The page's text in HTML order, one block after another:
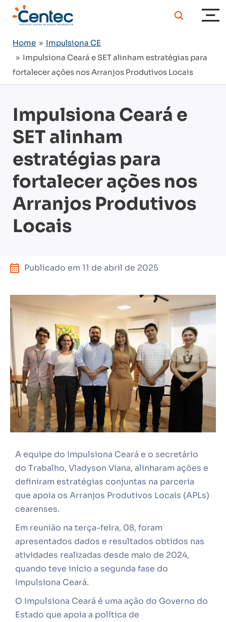
Home » Impulsiona CE
» Impulsiona Ceará e SET alinham estratégias para
fortalecer ações nos Arranjos Produtivos Locais
Impulsiona Ceará e
SET alinham
estratégias para
fortalecer ações nos
Arranjos Produtivos
Locais
Publicado em 11 de abril de 2025
A equipe do Impulsiona Ceará e o secretário
do Trabalho, Vladyson Viana, alinharam ações e
definiram estratégias conjuntas na parceria
que apoia os Arranjos Produtivos Locais (APLs)
cearenses.
Em reunião na terça-feira, 08, foram
apresentados dados e resultados obtidos nas
atividades realizadas desde maio de 2024,
quando teve início a segunda fase do
Impulsiona Ceará.
O Impulsiona Ceará é uma ação do Governo do
Estado que apoia a política de